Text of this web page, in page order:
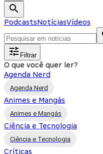
PodcastsNotíciasVídeos
Filtrar
O que você quer ler?
Agenda Nerd
Agenda Nerd
Animes e Mangás
Animes e Mangás
Ciência e Tecnologia
Ciência e Tecnologia
Críticas